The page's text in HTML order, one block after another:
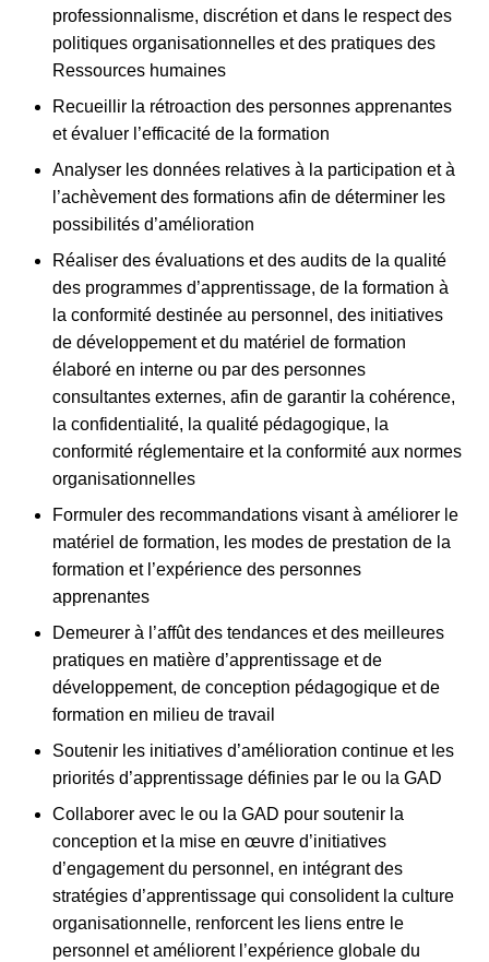
professionnalisme, discrétion et dans le respect des
politiques organisationnelles et des pratiques des
Ressources humaines
Recueillir la rétroaction des personnes apprenantes
et évaluer l’efficacité de la formation
Analyser les données relatives à la participation et à
l’achèvement des formations afin de déterminer les
possibilités d’amélioration
Réaliser des évaluations et des audits de la qualité
des programmes d’apprentissage, de la formation à
la conformité destinée au personnel, des initiatives
de développement et du matériel de formation
élaboré en interne ou par des personnes
consultantes externes, afin de garantir la cohérence,
la confidentialité, la qualité pédagogique, la
conformité réglementaire et la conformité aux normes
organisationnelles
Formuler des recommandations visant à améliorer le
matériel de formation, les modes de prestation de la
formation et l’expérience des personnes
apprenantes
Demeurer à l’affût des tendances et des meilleures
pratiques en matière d’apprentissage et de
développement, de conception pédagogique et de
formation en milieu de travail
Soutenir les initiatives d’amélioration continue et les
priorités d’apprentissage définies par le ou la GAD
Collaborer avec le ou la GAD pour soutenir la
conception et la mise en œuvre d’initiatives
d’engagement du personnel, en intégrant des
stratégies d’apprentissage qui consolident la culture
organisationnelle, renforcent les liens entre le
personnel et améliorent l’expérience globale du